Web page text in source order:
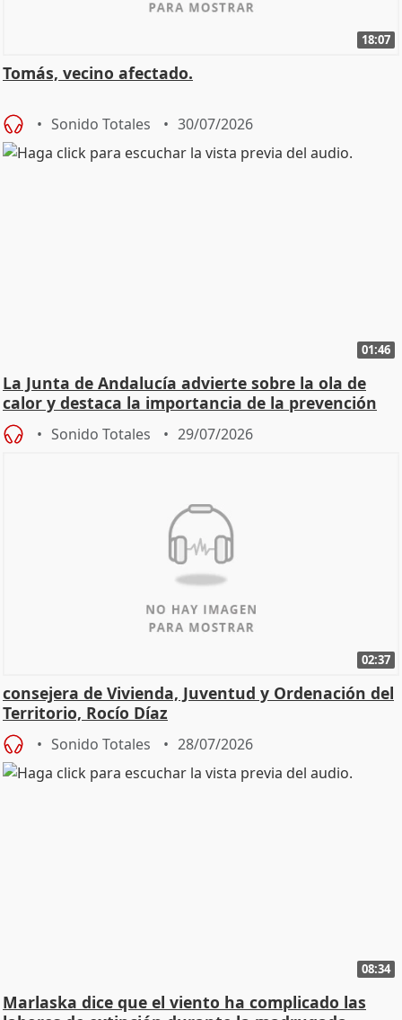
18:07
Tomás, vecino afectado.
Sonido Totales 30/07/2026
01:46
La Junta de Andalucía advierte sobre la ola de
calor y destaca la importancia de la prevención
Sonido Totales 29/07/2026
02:37
consejera de Vivienda, Juventud y Ordenación del
Territorio, Rocío Díaz
Sonido Totales 28/07/2026
08:34
Marlaska dice que el viento ha complicado las